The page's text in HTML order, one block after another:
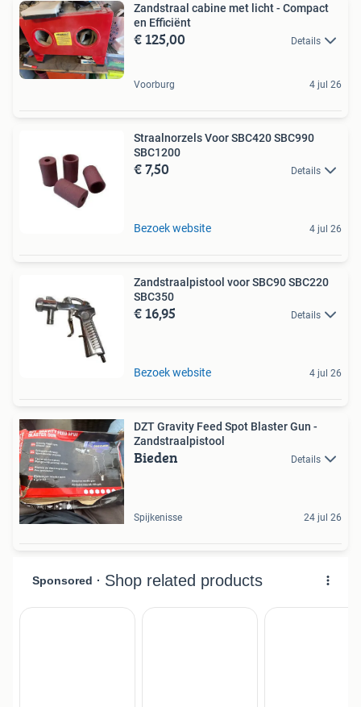
Zandstraal cabine met licht - Compact
en Efficiënt
€ 125,00 Details
Voorburg 4 jul 26
Straalnorzels Voor SBC420 SBC990
SBC1200
€ 7,50 Details
Bezoek website 4 jul 26
Zandstraalpistool voor SBC90 SBC220
SBC350
€ 16,95 Details
Bezoek website 4 jul 26
DZT Gravity Feed Spot Blaster Gun -
Zandstraalpistool
Bieden Details
Spijkenisse 24 jul 26